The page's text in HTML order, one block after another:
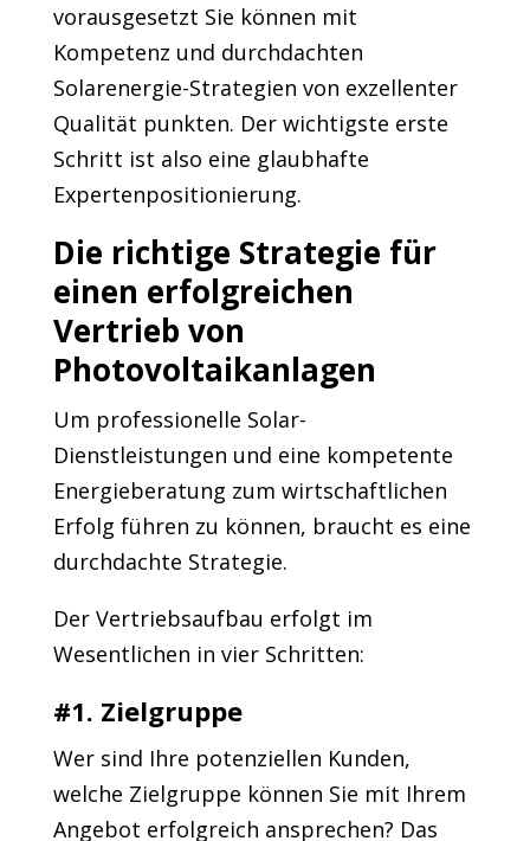
vorausgesetzt Sie können mit
Kompetenz und durchdachten
Solarenergie-Strategien von exzellenter
Qualität punkten. Der wichtigste erste
Schritt ist also eine glaubhafte
Expertenpositionierung.
Die richtige Strategie für
einen erfolgreichen
Vertrieb von
Photovoltaikanlagen
Um professionelle Solar-
Dienstleistungen und eine kompetente
Energieberatung zum wirtschaftlichen
Erfolg führen zu können, braucht es eine
durchdachte Strategie.
Der Vertriebsaufbau erfolgt im
Wesentlichen in vier Schritten:
#1. Zielgruppe
Wer sind Ihre potenziellen Kunden,
welche Zielgruppe können Sie mit Ihrem
Angebot erfolgreich ansprechen? Das